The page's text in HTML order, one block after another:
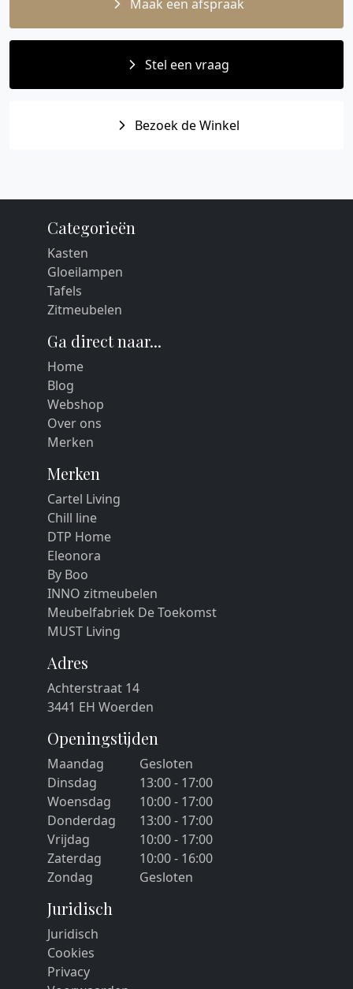
Maak een afspraak
Stel een vraag
Bezoek de Winkel
Categorieën
Kasten
Gloeilampen
Tafels
Zitmeubelen
Ga direct naar...
Home
Blog
Webshop
Over ons
Merken
Merken
Cartel Living
Chill line
DTP Home
Eleonora
By Boo
INNO zitmeubelen
Meubelfabriek De Toekomst
MUST Living
Adres
Achterstraat 14
3441 EH Woerden
Openingstijden
Maandag
Gesloten
Dinsdag
13:00 - 17:00
Woensdag
10:00 - 17:00
Donderdag
13:00 - 17:00
Vrijdag
10:00 - 17:00
Zaterdag
10:00 - 16:00
Zondag
Gesloten
Juridisch
Juridisch
Cookies
Privacy